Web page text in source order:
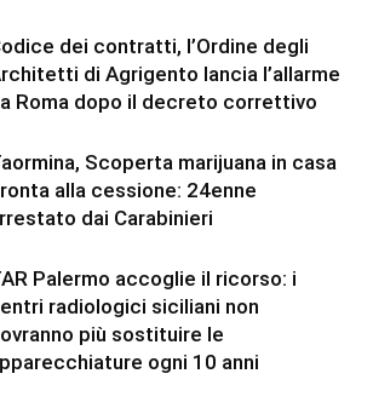
dei contratti, l’Ordine degli
di Agrigento lancia l’allarme
Roma dopo il decreto correttivo
Scoperta marijuana in casa
alla cessione: 24enne
dai Carabinieri
Palermo accoglie il ricorso: i
radiologici siciliani non
più sostituire le
ogni 10 anni